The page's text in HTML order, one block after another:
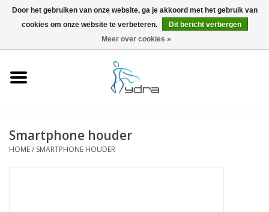
0 Artikelen - €0,00
Smartphone houder
HOME/ SMARTPHONE HOUDER
Door het gebruiken van onze website, ga je akkoord met het gebruik van
cookies om onze website te verbeteren.
Dit bericht verbergen
Meer over cookies »